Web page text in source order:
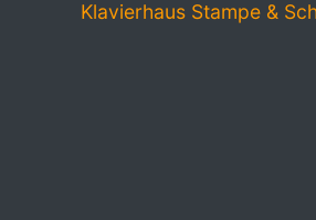
Klavierhaus Stampe &